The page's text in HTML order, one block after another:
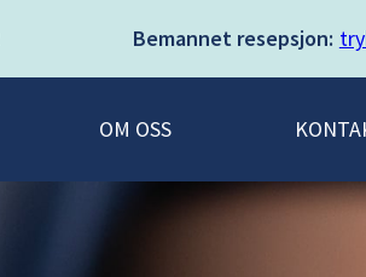
Bemannet resepsjon:
OM OSS